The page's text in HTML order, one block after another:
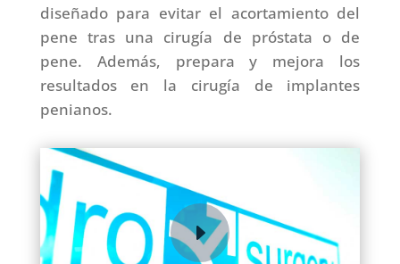
diseñado para evitar el acortamiento del
pene tras una cirugía de próstata o de
pene. Además, prepara y mejora los
resultados en la cirugía de implantes
penianos.